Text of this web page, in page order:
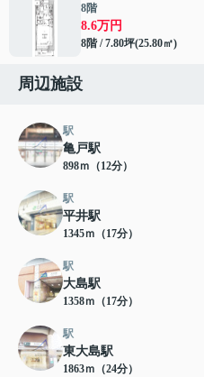
8階
8.6万円
8階 / 7.80坪(25.80㎡)
周辺施設
駅
亀戸駅
898ｍ（12分）
駅
平井駅
1345ｍ（17分）
駅
大島駅
1358ｍ（17分）
駅
東大島駅
1863ｍ（24分）